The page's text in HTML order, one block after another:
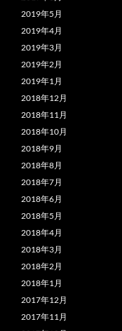
2019年5月
2019年4月
2019年3月
2019年2月
2019年1月
2018年12月
2018年11月
2018年10月
2018年9月
2018年8月
2018年7月
2018年6月
2018年5月
2018年4月
2018年3月
2018年2月
2018年1月
2017年12月
2017年11月